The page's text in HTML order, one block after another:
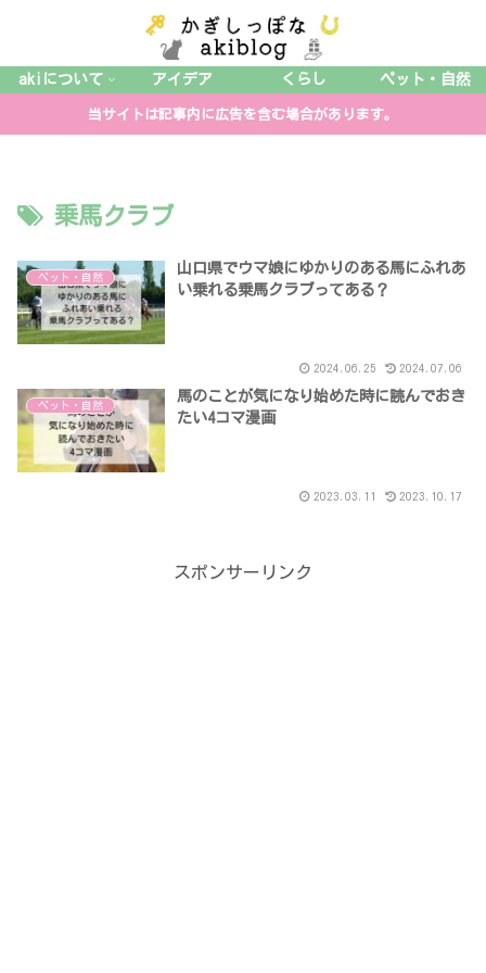
akiについて アイデア くらし ペット・自然
当サイトは記事内に広告を含む場合があります。
乗馬クラブ
ペット・自然
山口県でウマ娘にゆかりのある馬にふれあ
い乗れる乗馬クラブってある？
2024.06.25 2024.07.06
ペット・自然
馬のことが気になり始めた時に読んでおき
たい4コマ漫画
2023.03.11 2023.10.17
スポンサーリンク